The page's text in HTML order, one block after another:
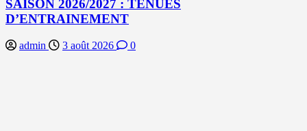
SAISON 2026/2027 : TENUES
D’ENTRAINEMENT
admin 3 août 2026 0